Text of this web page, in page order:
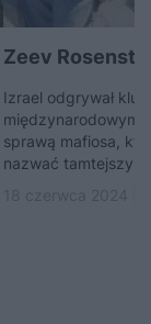
Zeev
Izrael odgrywał
międzynarodowym
sprawą mafiosa,
nazwać tamtejszym